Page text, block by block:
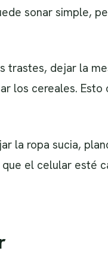
sonar simple,
trastes, dejar la
los cereales. Esto
la ropa sucia,
el celular esté